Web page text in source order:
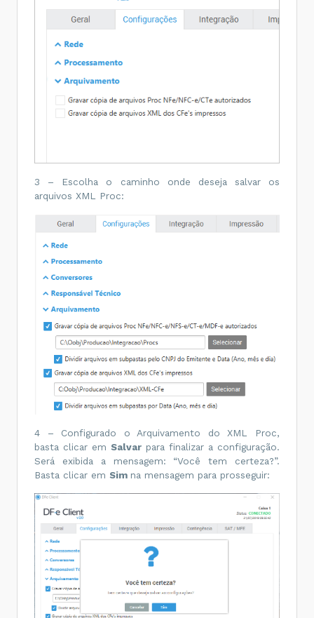
3 – Escolha o caminho onde deseja salvar os
arquivos XML Proc:
4 – Configurado o Arquivamento do XML Proc,
basta clicar emSalvar para finalizar a configuração.
Será exibida a mensagem: “Você tem certeza?”.
Basta clicar em Sim na mensagem para prosseguir: